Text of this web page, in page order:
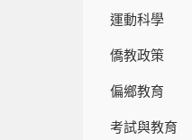
運動科學
僑教政策
偏鄉教育
考試與教育